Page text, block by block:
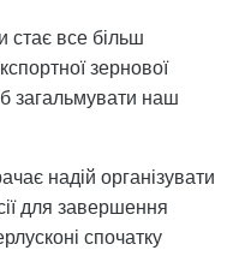
все більш
зернової
загальмувати наш
надій організувати
для завершення
спочатку